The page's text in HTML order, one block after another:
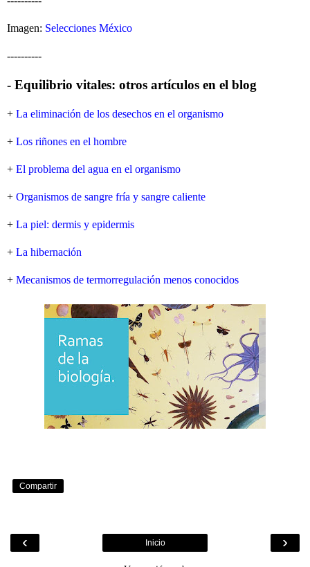
Imagen: Selecciones México
----------
- Equilibrio vitales: otros artículos en el blog
+ La eliminación de los desechos en el organismo
+ Los riñones en el hombre
+ El problema del agua en el organismo
+ Organismos de sangre fría y sangre caliente
+ La piel: dermis y epidermis
+ La hibernación
+ Mecanismos de termorregulación menos conocidos
Compartir
‹ ›
Inicio